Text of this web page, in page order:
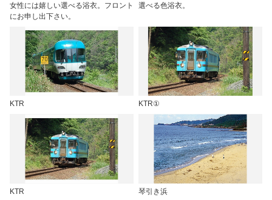
女性には嬉しい選べる浴衣。フロント
にお申し出下さい。
選べる色浴衣。
KTR KTR①
KTR 琴引き浜